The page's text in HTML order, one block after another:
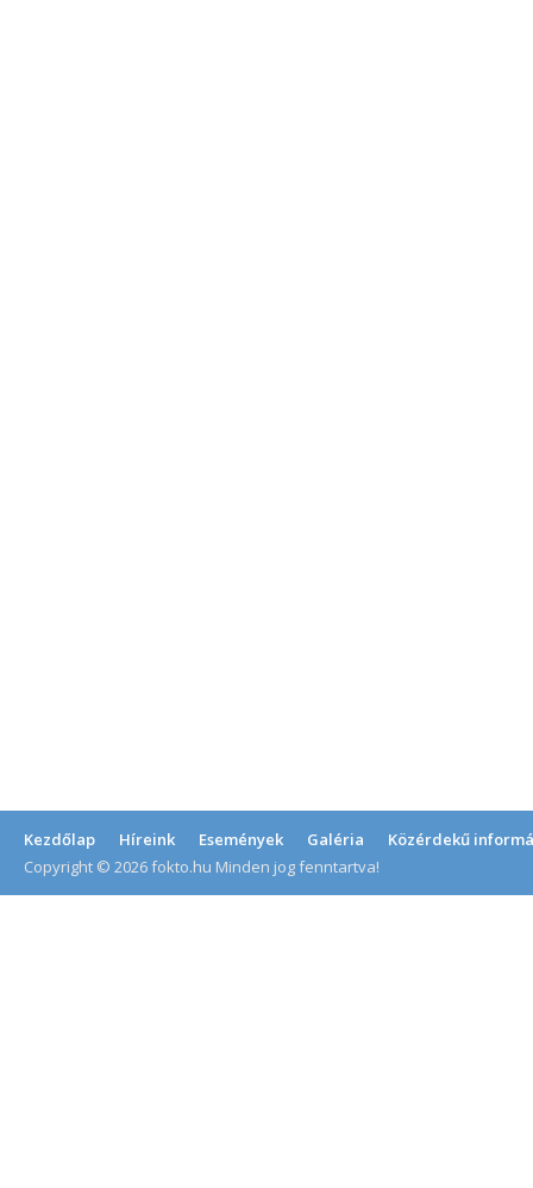
Kezdőlap Híreink Események Galéria
Közérdekű
Copyright © 2026 fokto.hu Minden jog fenntartva!